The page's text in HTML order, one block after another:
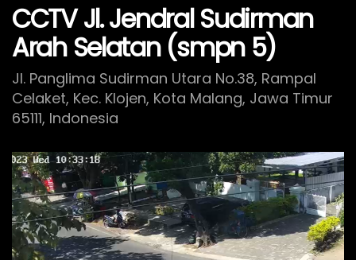
CCTV Jl. Jendral Sudirman
Arah Selatan (smpn 5)
Jl. Panglima Sudirman Utara No.38, Rampal
Celaket, Kec. Klojen, Kota Malang, Jawa Timur
65111, Indonesia